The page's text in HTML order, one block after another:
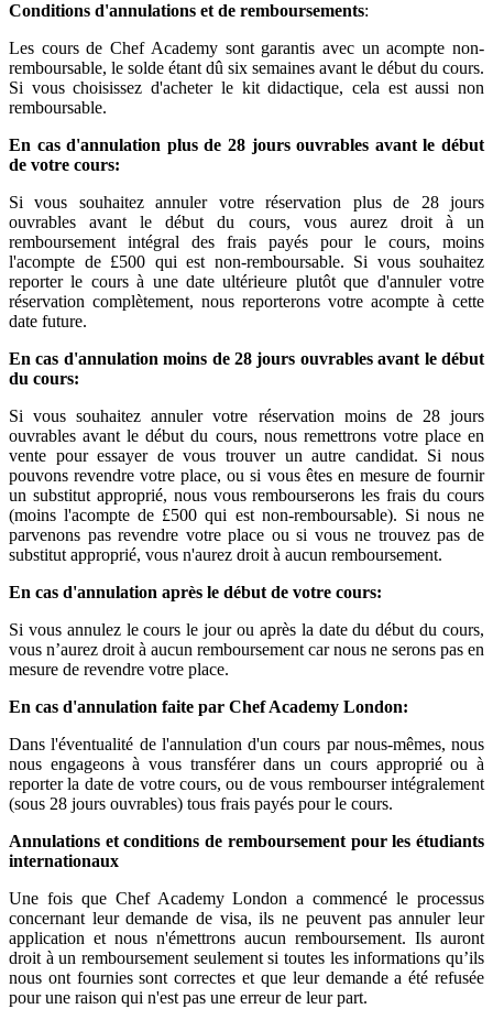
Conditions d'annulations et de remboursements:
Les cours de Chef Academy sont garantis avec un acompte non-
remboursable, le solde étant dû six semaines avant le début du cours.
Si vous choisissez d'acheter le kit didactique, cela est aussi non
remboursable.
En cas d'annulation plus de28 jours ouvrables avant le début
de votre cours:
Si vous souhaitez annuler votre réservation plus de 28 jours
ouvrables avant le début du cours, vous aurez droit à un
remboursement intégral des frais payés pour le cours, moins
l'acompte de £500 qui est non-remboursable. Si vous souhaitez
reporter le cours à une date ultérieure plutôt que d'annuler votre
réservation complètement, nous reporterons votre acompte à cette
date future.
En cas d'annulationmoins de28 jours ouvrablesavant ledébut
du cours:
Si vous souhaitez annuler votre réservation moins de 28 jours
ouvrables avant le début du cours, nous remettrons votre place en
vente pour essayer de vous trouver un autre candidat. Si nous
pouvons revendre votre place, ou si vous êtes en mesure de fournir
un substitut approprié, nous vous rembourserons les frais du cours
(moins l'acompte de £500 qui est non-remboursable). Si nous ne
parvenons pas revendre votre place ou si vous ne trouvez pas de
substitut approprié, vous n'aurez droit à aucun remboursement.
En cas d'annulation après le début de votre cours:
Si vous annulez le cours le jour ou après la date du début du cours,
vous n’aurez droit à aucun remboursement car nous ne serons pas en
mesure de revendre votre place.
En cas d'annulation faite par Chef Academy London:
Dans l'éventualité de l'annulation d'un cours par nous-mêmes, nous
nous engageons à vous transférer dans un cours approprié ou à
reporter la date de votre cours, ou de vous rembourser intégralement
(sous 28 jours ouvrables) tous frais payés pour le cours.
Annulations et conditions de remboursement pour les étudiants
internationaux
Une fois que Chef Academy London a commencé le processus
concernant leur demande de visa, ils ne peuvent pas annuler leur
application et nous n'émettrons aucun remboursement. Ils auront
droit à un remboursement seulement si toutes les informations qu’ils
nous ont fournies sont correctes et que leur demande a été refusée
pour une raison qui n'est pas une erreur de leur part.